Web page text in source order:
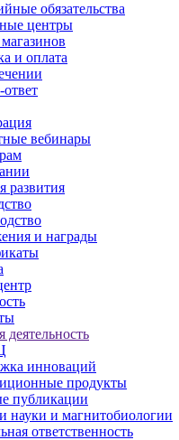
обязательства
центры
и оплата
вебинары
развития
и награды
деятельность
инноваций
продукты
публикации
науки и магнитобиологии
ответственность